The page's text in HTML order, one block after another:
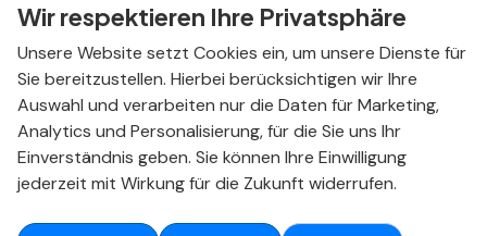
14.758,– € Details
Verbrauch kombiniert:5,10 l/100km
CO2-Emissionen:134,00 g/km
Hyundai Tucson in Stuttgart
kaufen – Dein SUV-Experte im
Wir respektieren Ihre Privatsphäre
Unsere Website setzt Cookies ein, um unsere Dienste für
Sie bereitzustellen. Hierbei berücksichtigen wir Ihre
Auswahl und verarbeiten nur die Daten für Marketing,
Analytics und Personalisierung, für die Sie uns Ihr
Einverständnis geben. Sie können Ihre Einwilligung
jederzeit mit Wirkung für die Zukunft widerrufen.